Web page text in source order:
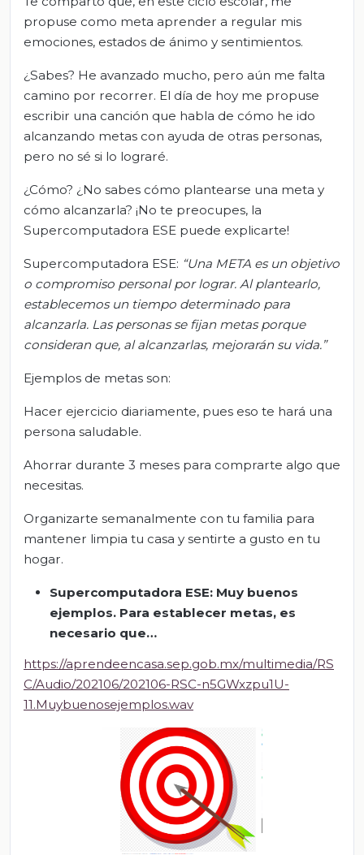
propuse como meta aprender a regular mis
emociones, estados de ánimo y sentimientos.
¿Sabes? He avanzado mucho, pero aún me falta
camino por recorrer. El día de hoy me propuse
escribir una canción que habla de cómo he ido
alcanzando metas con ayuda de otras personas,
pero no sé si lo lograré.
¿Cómo? ¿No sabes cómo plantearse una meta y
cómo alcanzarla? ¡No te preocupes, la
Supercomputadora ESE puede explicarte!
Supercomputadora ESE: “Una META es un objetivo
o compromiso personal por lograr. Al plantearlo,
establecemos un tiempo determinado para
alcanzarla. Las personas se fijan metas porque
consideran que, al alcanzarlas, mejorarán su vida.”
Ejemplos de metas son:
Hacer ejercicio diariamente, pues eso te hará una
persona saludable.
Ahorrar durante 3 meses para comprarte algo que
necesitas.
Organizarte semanalmente con tu familia para
mantener limpia tu casa y sentirte a gusto en tu
hogar.
Supercomputadora ESE: Muy buenos
ejemplos. Para establecer metas, es
necesario que…
https://aprendeencasa.sep.gob.mx/multimedia/RS
C/Audio/202106/202106-RSC-n5GWxzpu1U-
11.Muybuenosejemplos.wav